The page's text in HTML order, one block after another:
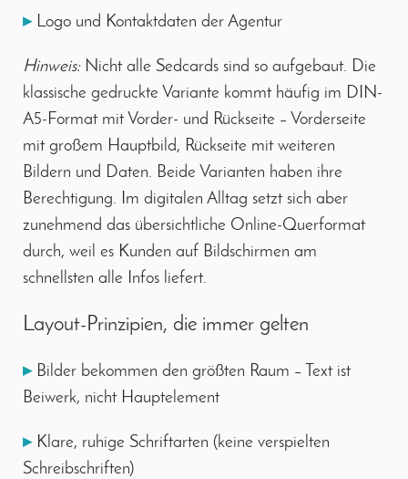
▸Logo und Kontaktdaten der Agentur
Hinweis:Nicht alle Sedcards sind so aufgebaut. Die
klassische gedruckte Variante kommt häufig im DIN-
A5-Format mit Vorder- und Rückseite – Vorderseite
mit großem Hauptbild, Rückseite mit weiteren
Bildern und Daten. Beide Varianten haben ihre
Berechtigung. Im digitalen Alltag setzt sich aber
zunehmend das übersichtliche Online-Querformat
durch, weil es Kunden auf Bildschirmen am
schnellsten alle Infos liefert.
Layout-Prinzipien, die immer gelten
▸Bilder bekommen den größten Raum – Text ist
Beiwerk, nicht Hauptelement
▸Klare, ruhige Schriftarten (keine verspielten
Schreibschriften)